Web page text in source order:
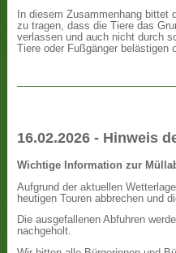
In diesem Zusammenhang bittet
zu tragen, dass die Tiere das
verlassen und auch nicht durch
Tiere oder Fußgänger belästigen
16.02.2026 - Hinweis
Wichtige Information zur
Aufgrund der aktuellen
heutigen Touren abbrechen und
Die ausgefallenen Abfuhren
nachgeholt.